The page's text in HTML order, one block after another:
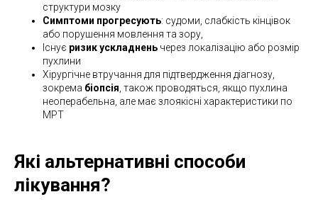
структури мозку
Симптоми прогресують: судоми, слабкість кінцівок
або порушення мовлення та зору,
Існує ризик ускладнень через локалізацію або розмір
пухлини
Хірургічне втручання для підтвердження діагнозу,
зокрема біопсія , також проводяться, якщо пухлина
неоперабельна, але має злоякісні характеристики по
МРТ
Які альтернативні способи
лікування?